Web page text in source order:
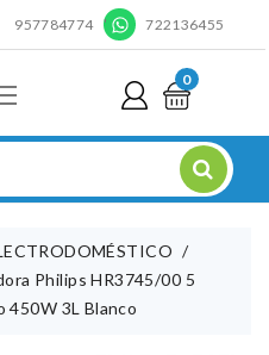
957784774 ' 722136455
0
Philips HR3745/00 5
450W 3L Blanco